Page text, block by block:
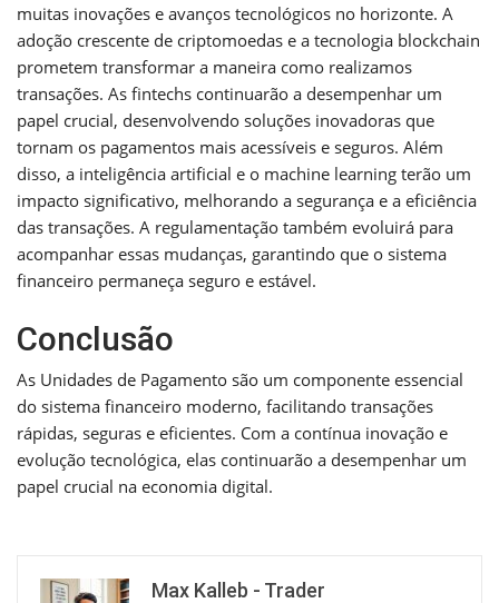
muitas inovações e avanços tecnológicos no horizonte. A
adoção crescente de criptomoedas e a tecnologia blockchain
prometem transformar a maneira como realizamos
transações. As fintechs continuarão a desempenhar um
papel crucial, desenvolvendo soluções inovadoras que
tornam os pagamentos mais acessíveis e seguros. Além
disso, a inteligência artificial e o machine learning terão um
impacto significativo, melhorando a segurança e a eficiência
das transações. A regulamentação também evoluirá para
acompanhar essas mudanças, garantindo que o sistema
financeiro permaneça seguro e estável.
Conclusão
As Unidades de Pagamento são um componente essencial
do sistema financeiro moderno, facilitando transações
rápidas, seguras e eficientes. Com a contínua inovação e
evolução tecnológica, elas continuarão a desempenhar um
papel crucial na economia digital.
Max Kalleb - Trader